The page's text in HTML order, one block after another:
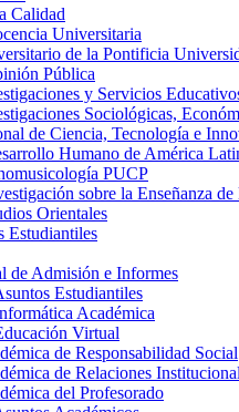
Calidad
Universitaria
de la Pontificia
Pública
y Servicios
Sociológicas,
de Ciencia, Tecnología e
Humano de América
PUCP
sobre la Enseñanza
Orientales
Estudiantiles
de Admisión e Informes
Estudiantiles
Académica
Virtual
de Responsabilidad Social
de Relaciones
del Profesorado